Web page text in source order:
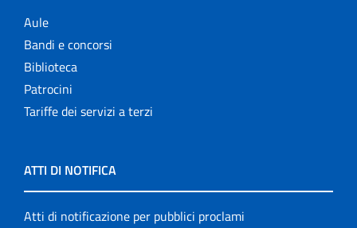
Aule
Bandi e concorsi
Biblioteca
Patrocini
Tariffe dei servizi a terzi
ATTI DI NOTIFICA
Atti di notificazione per pubblici proclami